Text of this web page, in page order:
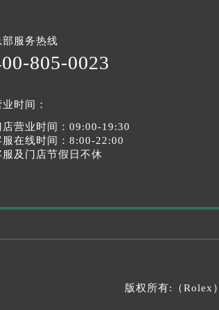
部服务热线
805-0023
业时间：
店营业时间：09:00-19:30
服在线时间：8:00-22:00
服及门店节假日不休
版权所有:（Rolex）